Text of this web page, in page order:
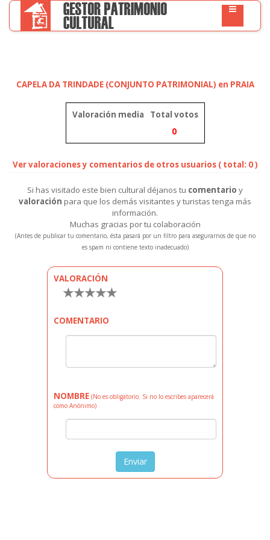
CAPELA DA TRINDADE (CONJUNTO PATRIMONIAL) en PRAIA
Valoración media
Total votos
0
Ver valoraciones y comentarios de otros usuarios ( total: 0 )
Si has visitado este bien cultural déjanos tu comentario y
valoración para que los demás visitantes y turistas tenga más
información.
Muchas gracias por tu colaboración
(Antes de publicar tu comentario, ésta pasará por un filtro para asegurarnos de que no
es spam ni contiene texto inadecuado)
VALORACIÓN
★
★
★
★
★
COMENTARIO
NOMBRE (No es obligatorio. Si no lo escribes aparecerá
como Anónimo)
Enviar